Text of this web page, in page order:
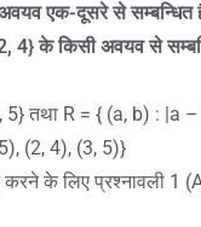
एक-दूसरे से सम्बन्धित
4}के किसी अवयव से
5} तथा R = { (a, b) : |a
(2, 4), (3, 5)}
करने के लिए प्रश्नावली 1